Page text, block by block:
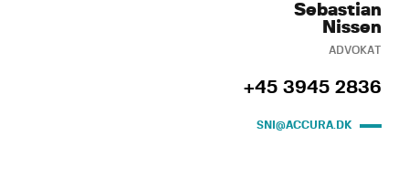
Sebastian
Nissen
ADVOKAT
+45 3945 2836
SNI@ACCURA.DK